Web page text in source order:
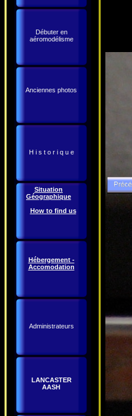
Débuter en
aéromodélisme
Anciennes photos
H i s t o r i q u e
Situation
Géographique
How to find us
Hébergement -
Accomodation
Administrateurs
LANCASTER
AASH